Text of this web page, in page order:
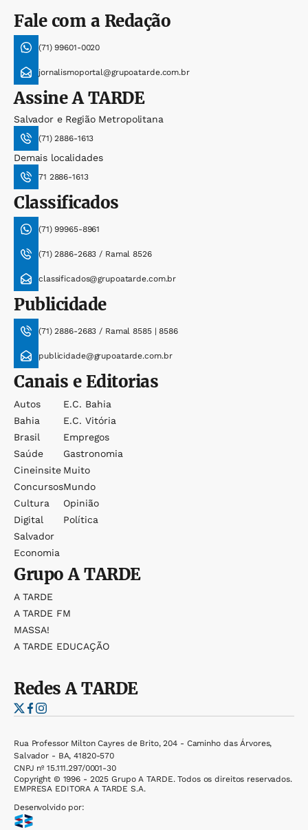
Fale com a Redação
(71) 99601-0020
jornalismoportal@grupoatarde.com.br
AssineA TARDE
Salvador e Região Metropolitana
(71) 2886-1613
Demais localidades
71 2886-1613
Classificados
(71) 99965-8961
(71) 2886-2683 / Ramal 8526
classificados@grupoatarde.com.br
Publicidade
(71) 2886-2683 / Ramal 8585 | 8586
publicidade@grupoatarde.com.br
Canais e Editorias
Autos
Bahia
Brasil
Saúde
Cineinsite
Concursos
Cultura
Digital
Salvador
Economia
E.c. Bahia
E.c. Vitória
Empregos
Gastronomia
Muito
Mundo
Opinião
Política
GrupoA TARDE
A TARDE
A TARDE FM
MASSA!
A TARDE EDUCAÇÃO
RedesA TARDE
Rua Professor Milton Cayres de Brito, 204 - Caminho das Árvores,
Salvador - BA, 41820-570
CNPJ nº 15.111.297/0001-30
Copyright © 1996 - 2025 Grupo A TARDE. Todos os direitos reservados.
EMPRESA EDITORA A TARDE S.A.
Desenvolvido por: